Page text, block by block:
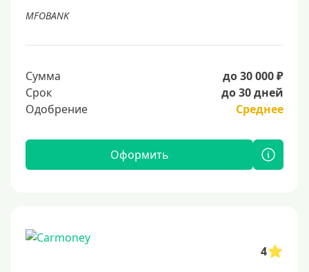
MFOBANK
Сумма
до 30 000 ₽
Срок
до 30 дней
Одобрение
Среднее
Оформить
4